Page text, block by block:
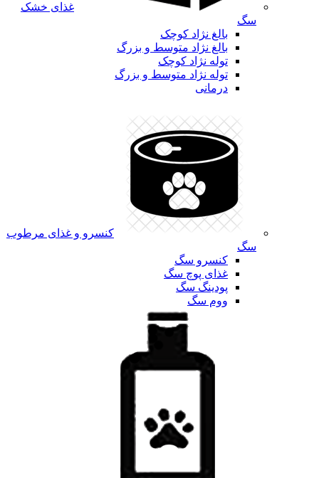
غذای خشک
سگ
بالغ نژاد کوچک
بالغ نژاد متوسط و بزرگ
توله نژاد کوچک
توله نژاد متوسط و بزرگ
درمانی
کنسرو و غذای مرطوب
سگ
کنسرو سگ
غذای پوچ سگ
پودینگ سگ
ووم سگ